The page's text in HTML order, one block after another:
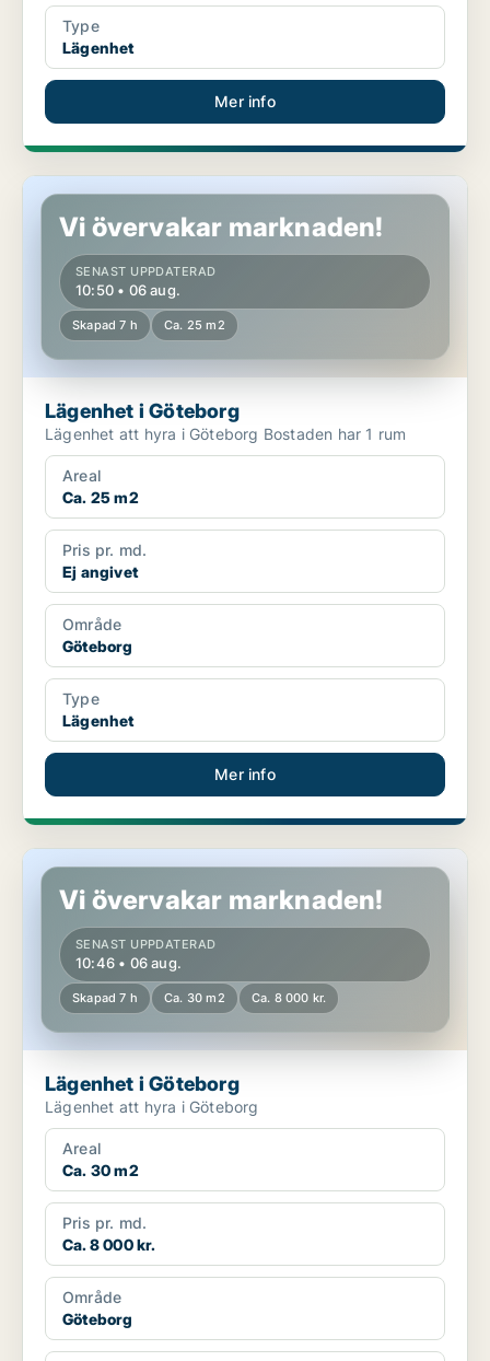
Type
Lägenhet
Mer info
Lägenhet i Göteborg
Vi övervakar marknaden!
SENAST UPPDATERAD
10:50 • 06 aug.
Skapad 7 h Ca. 25 m2
Lägenhet i Göteborg
Lägenhet att hyra i Göteborg Bostaden har 1 rum
Areal
Ca. 25 m2
Pris pr. md.
Ej angivet
Område
Göteborg
Type
Lägenhet
Mer info
Lägenhet i Göteborg
Vi övervakar marknaden!
SENAST UPPDATERAD
10:46 • 06 aug.
Skapad 7 h Ca. 30 m2 Ca. 8 000 kr.
Lägenhet i Göteborg
Lägenhet att hyra i Göteborg
Areal
Ca. 30 m2
Pris pr. md.
Ca. 8 000 kr.
Område
Göteborg